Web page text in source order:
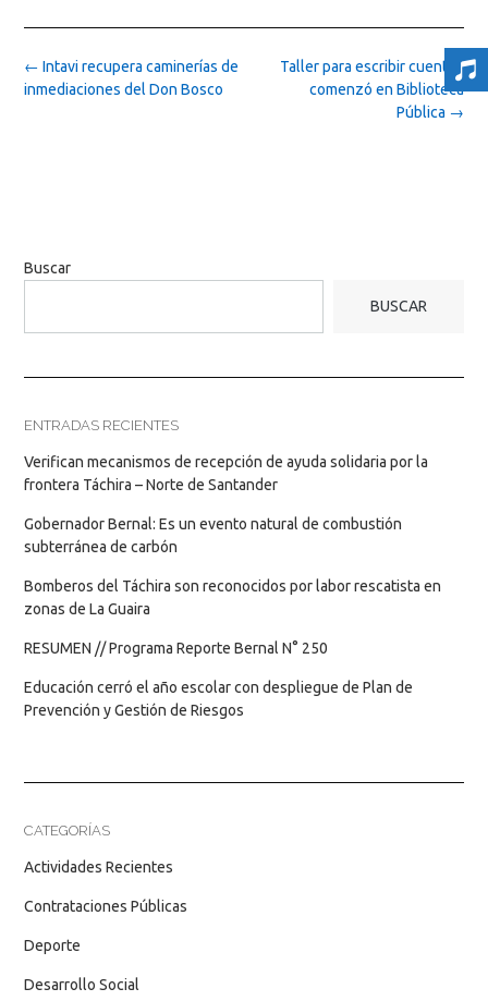
Post
navigation
Taller para escribir cuentos
comenzó en Biblioteca
Pública →
← Intavi recupera caminerías de
inmediaciones del Don Bosco
Buscar
BUSCAR
ENTRADAS RECIENTES
Verifican mecanismos de recepción de ayuda solidaria por la
frontera Táchira – Norte de Santander
Gobernador Bernal: Es un evento natural de combustión
subterránea de carbón
Bomberos del Táchira son reconocidos por labor rescatista en
zonas de La Guaira
RESUMEN // Programa Reporte Bernal N° 250
Educación cerró el año escolar con despliegue de Plan de
Prevención y Gestión de Riesgos
CATEGORÍAS
Actividades Recientes
Contrataciones Públicas
Deporte
Desarrollo Social